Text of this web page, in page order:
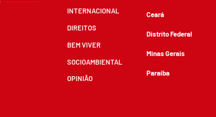
INTERNACIONAL
DIREITOS
BEM VIVER
SOCIOAMBIENTAL
OPINIÃO
Ceará
Distrito Federal
Minas Gerais
Paraíba